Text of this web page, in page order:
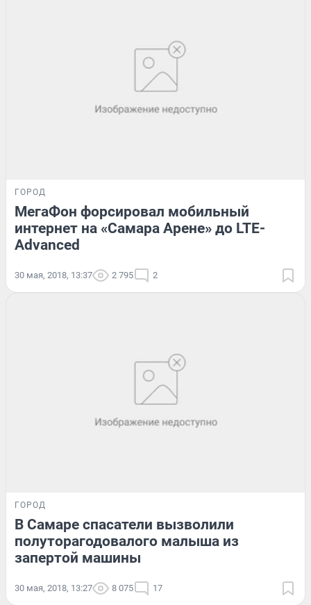
ГОРОД
МегаФон форсировал мобильный
интернет на «Самара Арене» до LTE-
Advanced
30 мая, 2018, 13:37 2 795 2
ГОРОД
В Самаре спасатели вызволили
полуторагодовалого малыша из
запертой машины
30 мая, 2018, 13:27 8 075 17